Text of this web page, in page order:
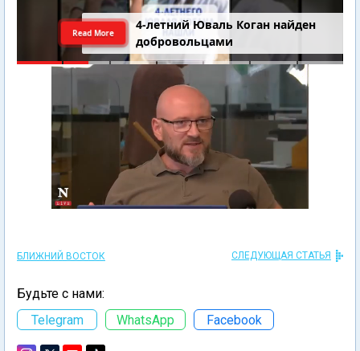
4-летний Юваль Коган найден
добровольцами
Read More
БЛИЖНИЙ ВОСТОК СЛЕДУЮЩАЯ СТАТЬЯ
Будьте с нами:
Telegram
WhatsApp Facebook